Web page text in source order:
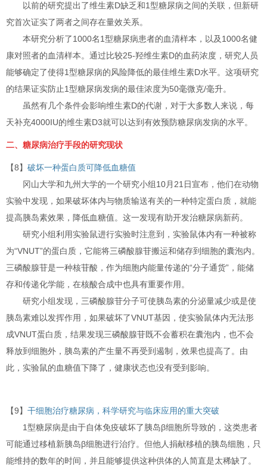
以前的研究提出了维生素D缺乏和1型糖尿病之间的关联，但新研
究首次证实了两者之间存在量效关系。
本研究分析了1000名1型糖尿病患者的血清样本，以及1000名健
康对照者的血清样本。通过比较25-羟维生素D的血药浓度，研究人员
能够确定了使得1型糖尿病的风险降低的最佳维生素D水平。这项研究
的结果证实防止1型糖尿病发病的最佳浓度为50毫微克/毫升。
虽然有几个条件会影响维生素D的代谢，对于大多数人来说，每
天补充4000IU的维生素D3就可以达到有效预防糖尿病发病的水平。
二、糖尿病治疗手段的研究现状
【8】 破坏一种蛋白质可降低血糖值
冈山大学和九州大学的一个研究小组10月21日宣布，他们在动物
实验中发现，如果破坏体内与物质输送有关的一种特定蛋白质，就能
提高胰岛素效果，降低血糖值。这一发现有助开发治糖尿病新药。
研究小组利用实验鼠进行实验时注意到，实验鼠体内有一种被称
为“VNUT”的蛋白质，它能将三磷酸腺苷搬运和储存到细胞的囊泡内。
三磷酸腺苷是一种核苷酸，作为细胞内能量传递的“分子通货”，能储
存和传递化学能，在核酸合成中也具有重要作用。
研究小组发现，三磷酸腺苷分子可使胰岛素的分泌量减少或是使
胰岛素难以发挥作用，如果破坏了VNUT基因，使实验鼠体内无法形
成VNUT蛋白质，结果发现三磷酸腺苷既不会蓄积在囊泡内，也不会
释放到细胞外，胰岛素的产生量不再受到遏制，效果也提高了。由
此，实验鼠的血糖值下降了，健康状态也没有受到影响。
【9】 干细胞治疗糖尿病，科学研究与临床应用的重大突破
1型糖尿病是由于自体免疫破坏了胰岛β细胞所导致的，这类患者
可能通过移植新胰岛β细胞进行治疗。但他人捐献移植的胰岛细胞，只
能维持的数年的时间，并且能够提供这种供体的人简直是太稀缺了。